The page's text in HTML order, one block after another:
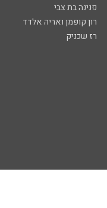
פנינה בת צבי
רון קופמן ואריה אלדד
רז שכניק